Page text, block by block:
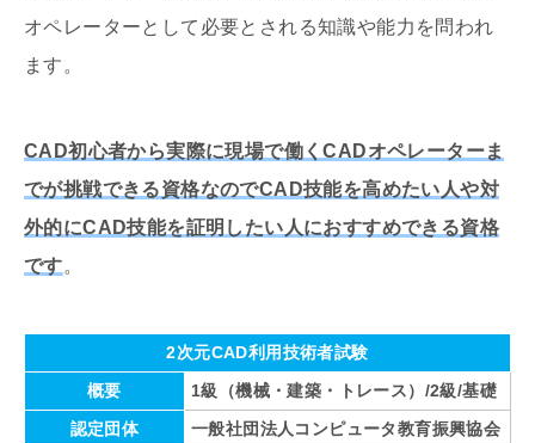
オペレーターとして必要とされる知識や能力を問われ
ます。
CAD初心者から実際に現場で働くCADオペレーターま
でが挑戦できる資格なのでCAD技能を高めたい人や対
外的にCAD技能を証明したい人におすすめできる資格
です。
2次元CAD利用技術者試験
概要
1級（機械・建築・トレース）/2級/基礎
認定団体
一般社団法人コンピュータ教育振興協会